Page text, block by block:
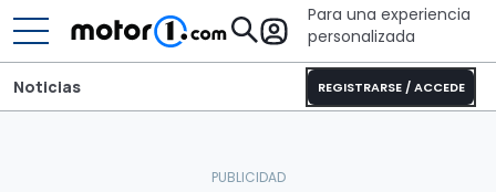
Para una experiencia
personalizada
REGISTRARSE / ACCEDE
Noticias